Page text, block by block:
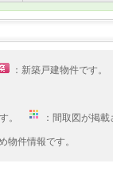
：新築戸建物件です
す。 ：間取図が掲
物件情報です。